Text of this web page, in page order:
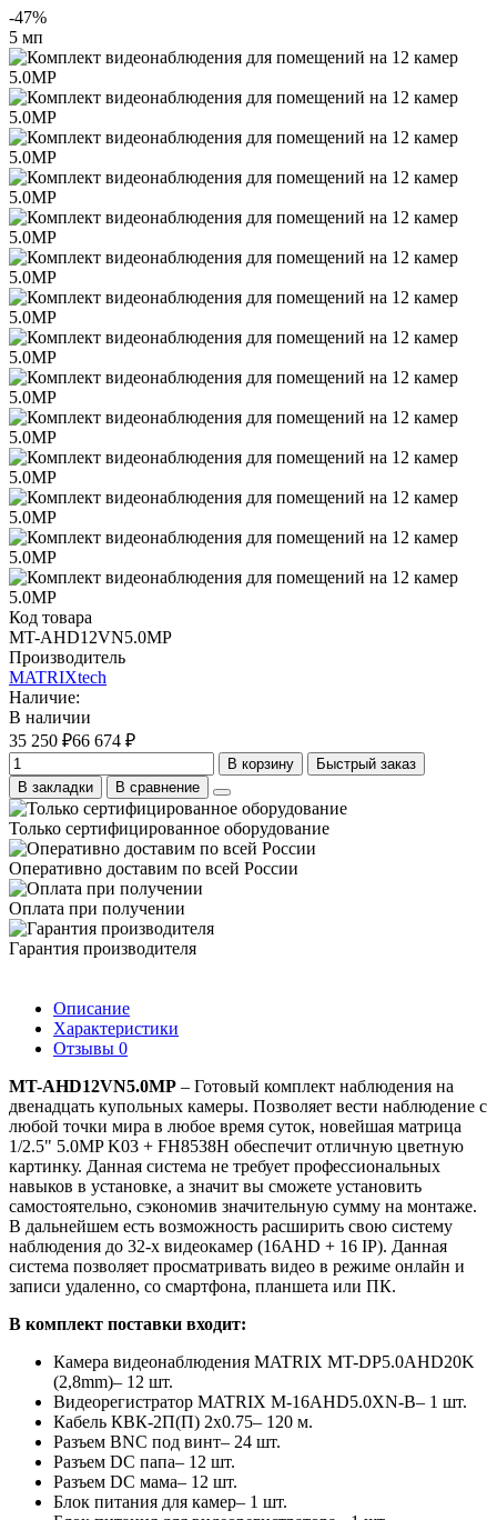
-47%
5 мп
Код товара
MT-AHD12VN5.0MP
Производитель
MATRIXtech
Наличие:
В наличии
35 250 ₽66 674 ₽
В корзину
Быстрый заказ
В закладки
В сравнение
Только сертифицированное оборудование
Оперативно доставим по всей России
Оплата при получении
Гарантия производителя
Описание
Характеристики
Отзывы 0
MT-AHD12VN5.0MP – Готовый комплект наблюдения на
двенадцать купольных камеры. Позволяет вести наблюдение с
любой точки мира в любое время суток, новейшая матрица
1/2.5" 5.0MP K03 + FH8538H обеспечит отличную цветную
картинку. Данная система не требует профессиональных
навыков в установке, а значит вы сможете установить
самостоятельно, сэкономив значительную сумму на монтаже.
В дальнейшем есть возможность расширить свою систему
наблюдения до 32-х видеокамер (16AHD + 16 IP). Данная
система позволяет просматривать видео в режиме онлайн и
записи удаленно, со смартфона, планшета или ПК.
В комплект поставки входит:
Камера видеонаблюдения MATRIX MT-DP5.0AHD20K
(2,8mm)– 12 шт.
Видеорегистратор MATRIX M-16AHD5.0XN-B– 1 шт.
Кабель КВК-2П(П) 2х0.75– 120 м.
Разъем BNC под винт– 24 шт.
Разъем DC папа– 12 шт.
Разъем DC мама– 12 шт.
Блок питания для камер– 1 шт.